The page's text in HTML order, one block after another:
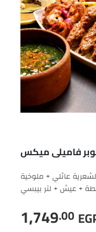
فاميلى ميكس
شيش + أرز بالشعرية عائلي + ملوخية
1,749.00